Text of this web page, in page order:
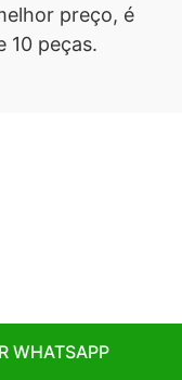
preço, é
10 peças.
WHATSAPP